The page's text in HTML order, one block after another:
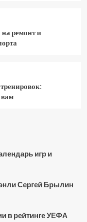
ремонт и
игр и
Сергей Брылин
в рейтинге УЕФА